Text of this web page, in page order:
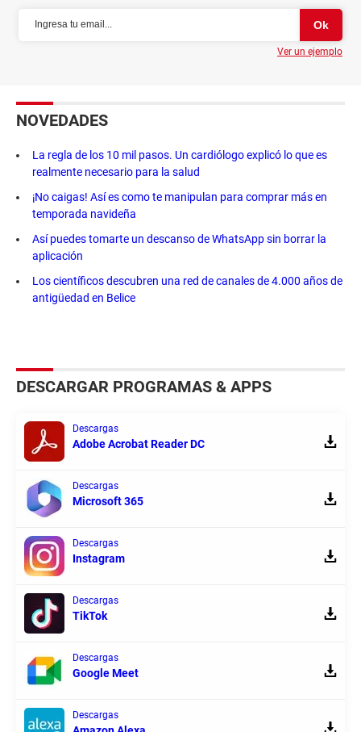
Ver un ejemplo
NOVEDADES
La regla de los 10 mil pasos. Un cardiólogo explicó lo que es
realmente necesario para la salud
¡No caigas! Así es como te manipulan para comprar más en
temporada navideña
Así puedes tomarte un descanso de WhatsApp sin borrar la
aplicación
Los científicos descubren una red de canales de 4.000 años de
antigüedad en Belice
DESCARGAR PROGRAMAS & APPS
Descargas
Adobe Acrobat Reader DC
Descargas
Microsoft 365
Descargas
Instagram
Descargas
TikTok
Descargas
Google Meet
Descargas